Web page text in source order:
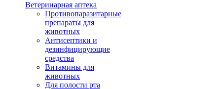
Ветеринарная аптека
Противопаразитарные
препараты для
животных
Антисептики и
дезинфицирующие
средства
Витамины для
животных
Для полости рта